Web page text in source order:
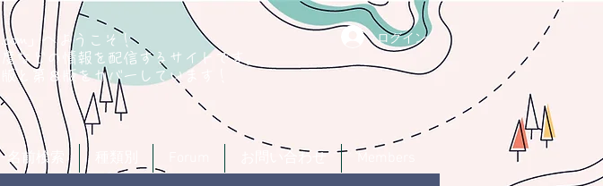
」へようこそ！
などの情報を配信するサイトです。
と第８版をカバーしています！
ログイン
名前検索 お問い合わせ